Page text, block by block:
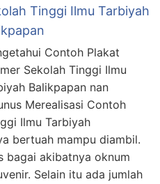
Tinggi Ilmu Tarbiyah
Contoh Plakat
Sekolah Tinggi Ilmu
Balikpapan nan
Merealisasi Contoh
Ilmu Tarbiyah
bertuah mampu diambil.
bagai akibatnya oknum
Selain itu ada jumlah